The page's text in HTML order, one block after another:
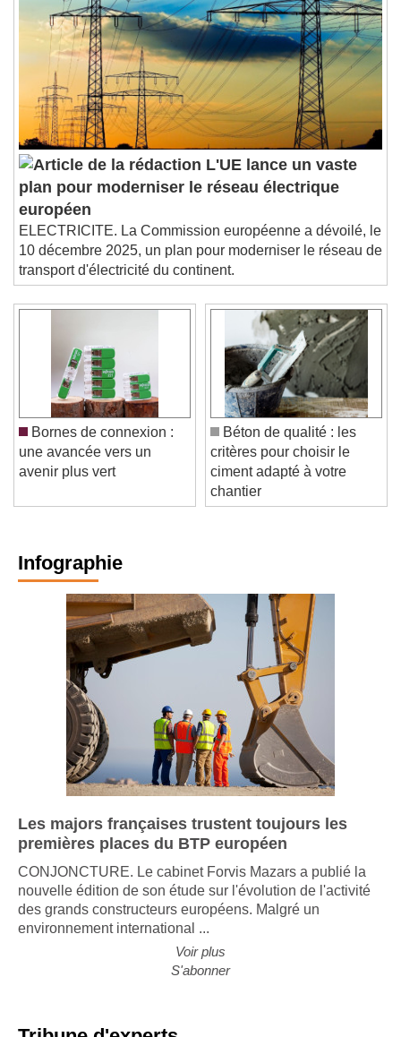
L'UE lance un vaste
plan pour moderniser le réseau électrique
européen
ELECTRICITE. La Commission européenne a dévoilé, le
10 décembre 2025, un plan pour moderniser le réseau de
transport d'électricité du continent.
Bornes de connexion :
une avancée vers un
Béton de qualité : les
critères pour choisir le
ciment adapté à votre
chantier
Infographie
Les majors françaises trustent toujours les
premières places du BTP européen
CONJONCTURE. Le cabinet Forvis Mazars a publié la
nouvelle édition de son étude sur l'évolution de l'activité
des grands constructeurs européens. Malgré un
Voir plus